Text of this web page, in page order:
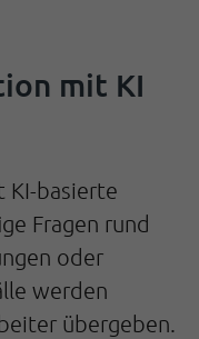
mit KI
KI-basierte
Fragen rund
oder
werden
übergeben.